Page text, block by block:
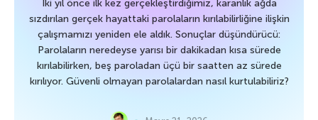
İki yıl önce ilk kez gerçekleştirdiğimiz, karanlık ağda
sızdırılan gerçek hayattaki parolaların kırılabilirliğine ilişkin
çalışmamızı yeniden ele aldık. Sonuçlar düşündürücü:
Parolaların neredeyse yarısı bir dakikadan kısa sürede
kırılabilirken, beş paroladan üçü bir saatten az sürede
kırılıyor. Güvenli olmayan parolalardan nasıl kurtulabiliriz?